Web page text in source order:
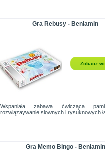
Gra Rebusy - Beniamin
Zobacz
Wspaniała zabawa ćwicząca
rozwiązaywanie słownych i rysuknowych
Gra Memo Bingo - Beniamin